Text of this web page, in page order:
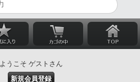
ようこそ ゲストさん
新規会員登録